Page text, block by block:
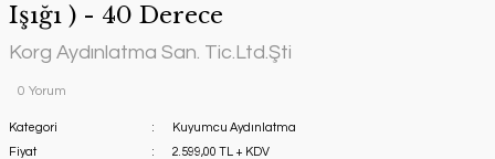
Işığı ) - 40 Derece
Korg Aydınlatma San. Tic.Ltd.Şti
0 Yorum
Kategori
Kuyumcu Aydınlatma
Fiyat
2.599,00 TL + KDV